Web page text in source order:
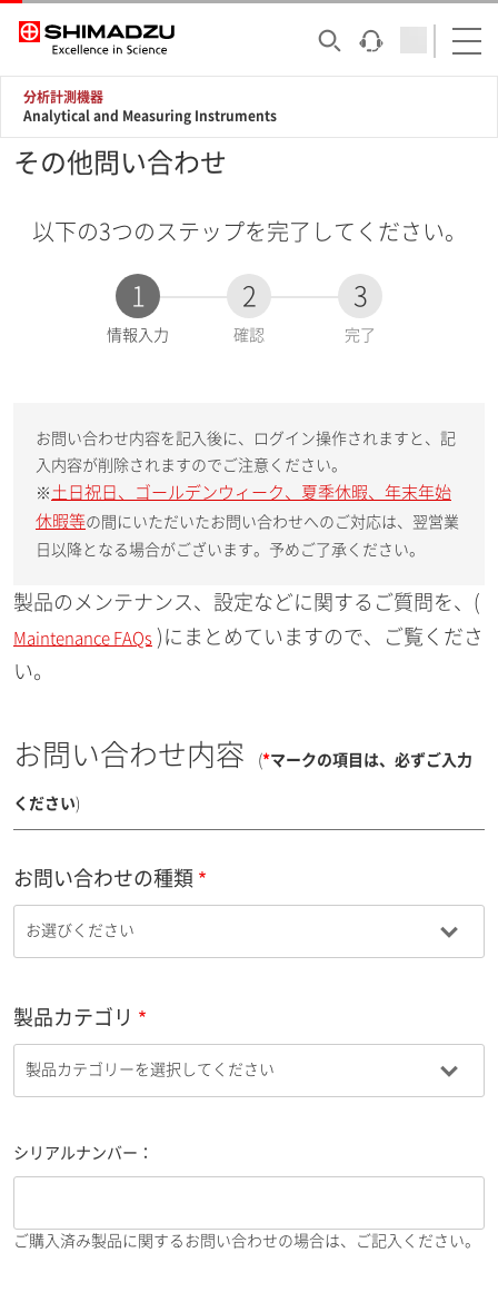
分析計測機器
Analytical and Measuring Instruments
その他問い合わせ
以下の3つのステップを完了してください。
1
現
情報入力
2
確認
3
完了
お問い合わせ内容を記入後に、ログイン操作されますと、記
入内容が削除されますのでご注意ください。
※ 土日祝日、ゴールデンウィーク、夏季休暇、年末年始
休暇等の間にいただいたお問い合わせへのご対応は、翌営業
日以降となる場合がございます。予めご了承ください。
製品のメンテナンス、設定などに関するご質問を、(
Maintenance FAQs )にまとめていますので、ご覧くださ
い。
お問い合わせ内容 (*マークの項目は、必ずご入力
ください)
お問い合わせの種類
製品カテゴリ
シリアルナンバー：
ご購入済み製品に関するお問い合わせの場合は、ご記入ください。